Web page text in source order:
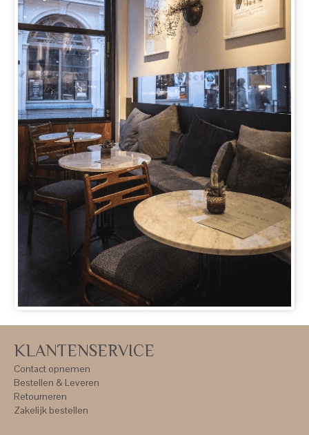
KLANTENSERVICE
Contact opnemen
Bestellen & Leveren
Retourneren
Zakelijk bestellen